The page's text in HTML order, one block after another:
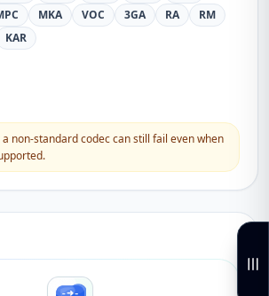
MKA VOC 3GA RA
RM
KAR
non-standard codec can still fail even when